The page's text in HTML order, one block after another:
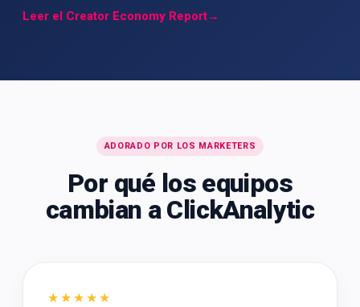
Leer el Creator Economy Report→
ADORADO POR LOS MARKETERS
Por qué los equipos
cambian a ClickAnalytic
★★★★★